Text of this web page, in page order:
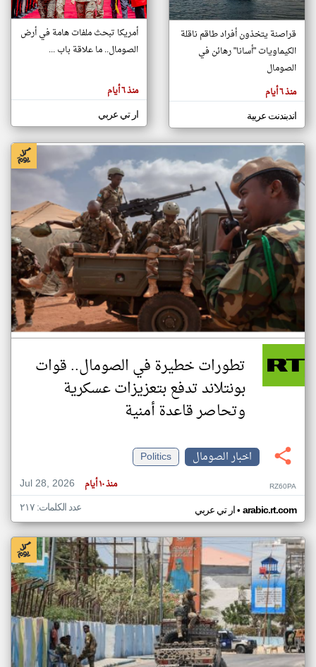
تغيير الدولة
اخبار الصومال على مدار الساعة
أهم اخبار الصومال العاجلة والمباشرة
المقالات
هنا عن
وجهة
كاتبيها.
قراصنة يتخذون أفراد طاقم ناقلة
الكيماويات "أسانا" رهائن في
الصومال
منذ ٦ أيام
اندبندنت عربية
أمريكا تبحث ملفات هامة في أرض
الصومال.. ما علاقة باب ...
منذ ٦ أيام
ار تي عربي
تطورات خطيرة في الصومال.. قوات
بونتلاند تدفع بتعزيزات عسكرية
وتحاصر قاعدة أمنية
اخبار الصومال
Politics
Jul 28, 2026
منذ ١٠ أيام RZ60PA
ار تي عربي• arabic.rt.com عدد الكلمات: ٢١٧
klyoum.com